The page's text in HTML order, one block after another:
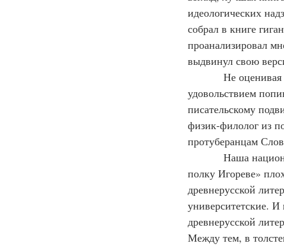
идеологических
собрал в книге
проанализировал
выдвинул свою
удовольствием
писательскому
физик-филолог из
протуберанцам
полку Игореве»
древнерусской
университетские. И
древнерусской
Между тем, в